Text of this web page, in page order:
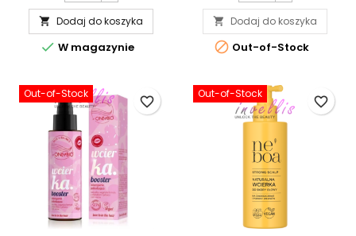
 Dodaj do koszyka
 W magazynie
 Dodaj do koszyka
 Out-of-Stock
Out-of-Stock
favorite_border
Out-of-Stock
favorite_border